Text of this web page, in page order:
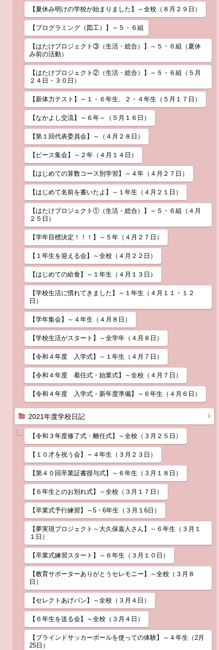
【夏休み明けの学校が始まりました】～全校（８月２９日）
【プログラミング（図工）】～５・６組
【はたけプロジェクト③（生活・総合）】～５・６組（夏休
み前の活動）
【はたけプロジェクト②（生活・総合）】～５・６組（５月
２４日・３０日）
【新体力テスト】～１・６年生、２・４年生（５月１７日）
【なかよし交流】～６年～（５月１６日）
【第１回代表委員会】～（４月２８日）
【ピース集会】～２年（４月１４日）
【はじめての算数コース別学習】～４年（４月２７日）
【はじめて名前を書いたよ】～１年生（４月２１日）
【はたけプロジェクト①（生活・総合）】～５・６組（４月
２５日）
【学年目標決定！！！】～５年（４月２７日）
【１年生を迎える会】～全校（４月２２日）
【はじめての給食】～１年生（４月１３日）
【学校生活に慣れてきました】～１年生（４月１１・１２
日）
【学年集会】～４年生（４月８日）
【学校生活がスタート】～全学年（４月８日）
【令和４年度 入学式】～１年生（４月７日）
【令和４年度 着任式・始業式】～全校（４月７日）
【令和４年度 入学式・新年度準備】～６年生（４月６日）
2021年度学校日記
【令和３年度修了式・離任式】～全校（３月２５日）
【１０才を祝う会】～４年生（３月２３日）
【第４０回卒業証書授与式】～６年生（３月１８日）
【６年生とのお別れ式】～全校（３月１７日）
【卒業式予行練習】～5・6年生（３月１6日）
【夢実現プロジェクト～大久保嘉人さん】～６年生（３月１
１日）
【卒業式練習スタート】～６年生（３月１０日）
【教育サポーターありがとうセレモニー】～全校（３月８
日）
【セレクトあげパン】～全校（３月４日）
【６年生を送る会】～全校（３月４日）
【ブラインドサッカーボールを使っての体験】～４年生（2月
25日）